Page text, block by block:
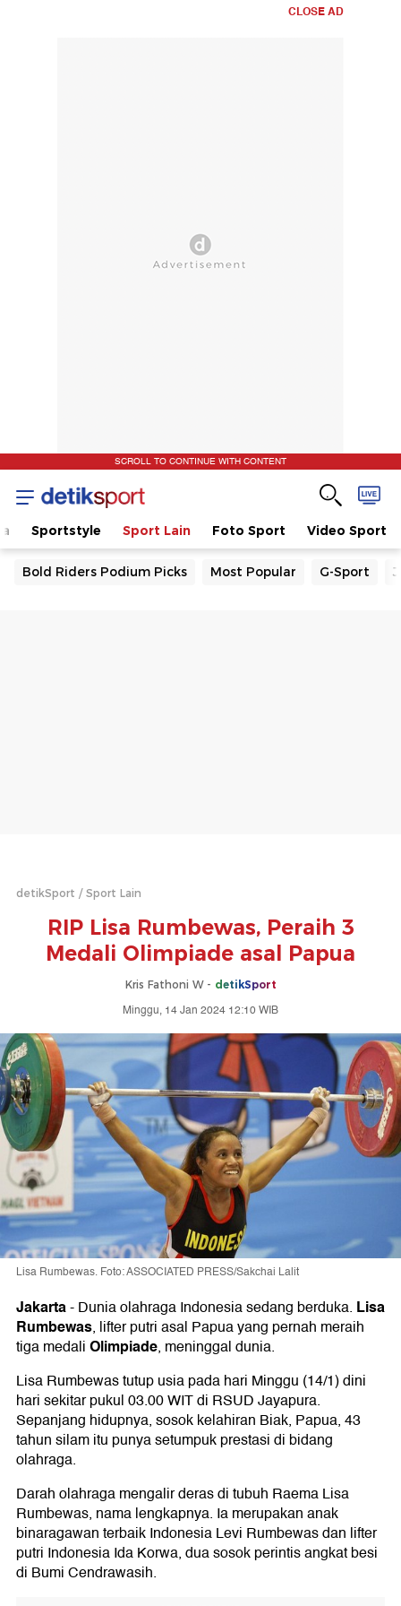
CLOSE AD
SCROLL TO CONTINUE WITH CONTENT
Sportstyle Sport Lain Foto Sport Video Sport
Bold Riders Podium Picks Most Popular G-Sport
detikSport Sport Lain
RIP Lisa Rumbewas, Peraih 3
Medali Olimpiade asal Papua
Kris Fathoni W - detikSport
Minggu, 14 Jan 2024 12:10 WIB
Lisa Rumbewas. Foto: ASSOCIATED PRESS/Sakchai Lalit
Jakarta-Dunia olahraga Indonesia sedang berduka. Lisa
Rumbewas, lifter putri asal Papua yang pernah meraih
tiga medaliOlimpiade, meninggal dunia.
Lisa Rumbewas tutup usia pada hari Minggu (14/1) dini
hari sekitar pukul 03.00 WIT di RSUD Jayapura.
Sepanjang hidupnya, sosok kelahiran Biak, Papua, 43
tahun silam itu punya setumpuk prestasi di bidang
olahraga.
Darah olahraga mengalir deras di tubuh Raema Lisa
Rumbewas, nama lengkapnya. Ia merupakan anak
binaragawan terbaik Indonesia Levi Rumbewas dan lifter
putri Indonesia Ida Korwa, dua sosok perintis angkat besi
di Bumi Cendrawasih.